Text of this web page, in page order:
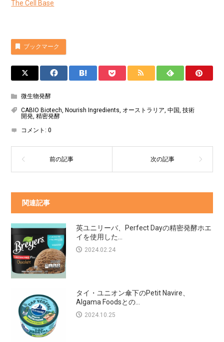
The Cell Base
ブックマーク
微生物発酵
CABIO Biotech, Nourish Ingredients, オーストラリア,中国,技術
開発,精密発酵
コメント:0
関連記事
英ユニリーバ、Perfect Dayの精密発酵ホエ
イを使用した...
2024.02.24
タイ・ユニオン傘下のPetit Navire、
Algama Foodsとの...
2024.10.25